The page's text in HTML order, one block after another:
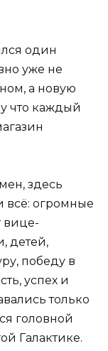
один
уже не
а новую
что каждый
здесь
всё: огромные
вице-
детей,
победу в
успех и
только
головной
Галактике.